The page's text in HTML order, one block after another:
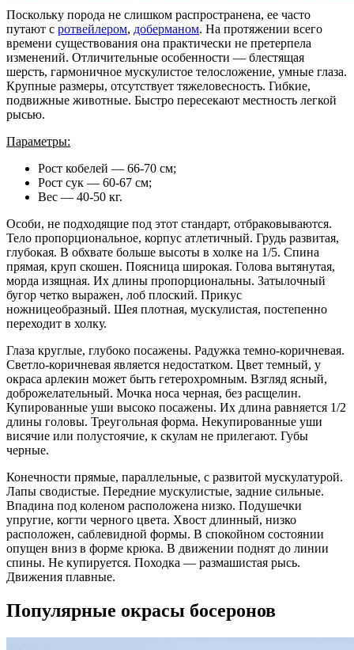
Поскольку порода не слишком распространена, ее часто
путают с ротвейлером, доберманом. На протяжении всего
времени существования она практически не претерпела
изменений. Отличительные особенности — блестящая
шерсть, гармоничное мускулистое телосложение, умные глаза.
Крупные размеры, отсутствует тяжеловесность. Гибкие,
подвижные животные. Быстро пересекают местность легкой
рысью.
Параметры:
Рост кобелей — 66-70 см;
Рост сук — 60-67 см;
Вес — 40-50 кг.
Особи, не подходящие под этот стандарт, отбраковываются.
Тело пропорциональное, корпус атлетичный. Грудь развитая,
глубокая. В обхвате больше высоты в холке на 1/5. Спина
прямая, круп скошен. Поясница широкая. Голова вытянутая,
морда изящная. Их длины пропорциональны. Затылочный
бугор четко выражен, лоб плоский. Прикус
ножницеобразный. Шея плотная, мускулистая, постепенно
переходит в холку.
Глаза круглые, глубоко посажены. Радужка темно-коричневая.
Светло-коричневая является недостатком. Цвет темный, у
окраса арлекин может быть гетерохромным. Взгляд ясный,
доброжелательный. Мочка носа черная, без расщелин.
Купированные уши высоко посажены. Их длина равняется 1/2
длины головы. Треугольная форма. Некупированные уши
висячие или полустоячие, к скулам не прилегают. Губы
черные.
Конечности прямые, параллельные, с развитой мускулатурой.
Лапы сводистые. Передние мускулистые, задние сильные.
Впадина под коленом расположена низко. Подушечки
упругие, когти черного цвета. Хвост длинный, низко
расположен, саблевидной формы. В спокойном состоянии
опущен вниз в форме крюка. В движении поднят до линии
спины. Не купируется. Походка — размашистая рысь.
Движения плавные.
Популярные окрасы босеронов